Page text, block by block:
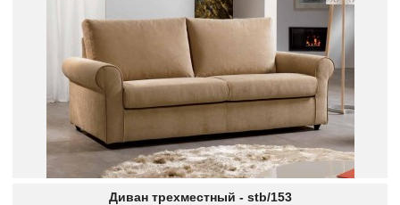
Диван трехместный - stb/153